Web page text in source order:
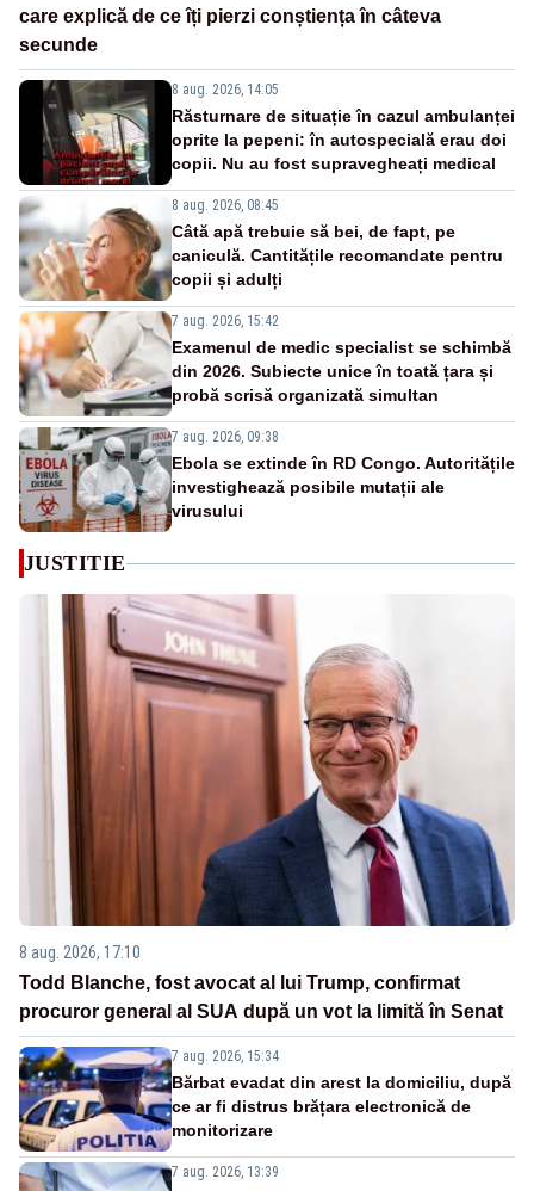
care explică de ce îți pierzi conștiența în câteva
secunde
8 aug. 2026, 14:05
Răsturnare de situație în cazul ambulanței
oprite la pepeni: în autospecială erau doi
copii. Nu au fost supravegheați medical
8 aug. 2026, 08:45
Câtă apă trebuie să bei, de fapt, pe
caniculă. Cantitățile recomandate pentru
copii și adulți
7 aug. 2026, 15:42
Examenul de medic specialist se schimbă
din 2026. Subiecte unice în toată țara și
probă scrisă organizată simultan
7 aug. 2026, 09:38
Ebola se extinde în RD Congo. Autoritățile
investighează posibile mutații ale
virusului
JUSTITIE
8 aug. 2026, 17:10
Todd Blanche, fost avocat al lui Trump, confirmat
procuror general al SUA după un vot la limită în Senat
7 aug. 2026, 15:34
Bărbat evadat din arest la domiciliu, după
ce ar fi distrus brățara electronică de
monitorizare
7 aug. 2026, 13:39